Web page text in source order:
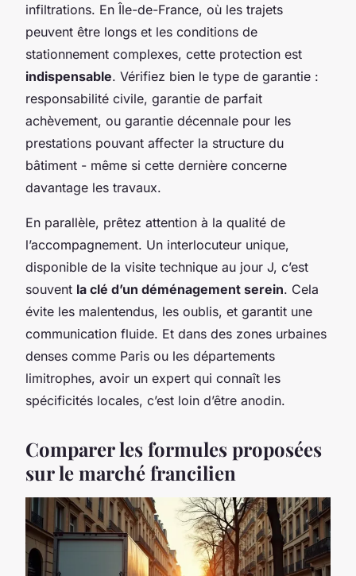
infiltrations. En Île-de-France, où les trajets
peuvent être longs et les conditions de
stationnement complexes, cette protection est
indispensable. Vérifiez bien le type de garantie :
responsabilité civile, garantie de parfait
achèvement, ou garantie décennale pour les
prestations pouvant affecter la structure du
bâtiment - même si cette dernière concerne
davantage les travaux.
En parallèle, prêtez attention à la qualité de
l’accompagnement. Un interlocuteur unique,
disponible de la visite technique au jour J, c’est
souvent la clé d’un déménagement serein. Cela
évite les malentendus, les oublis, et garantit une
communication fluide. Et dans des zones urbaines
denses comme Paris ou les départements
limitrophes, avoir un expert qui connaît les
spécificités locales, c’est loin d’être anodin.
Comparer les formules proposées
sur le marché francilien